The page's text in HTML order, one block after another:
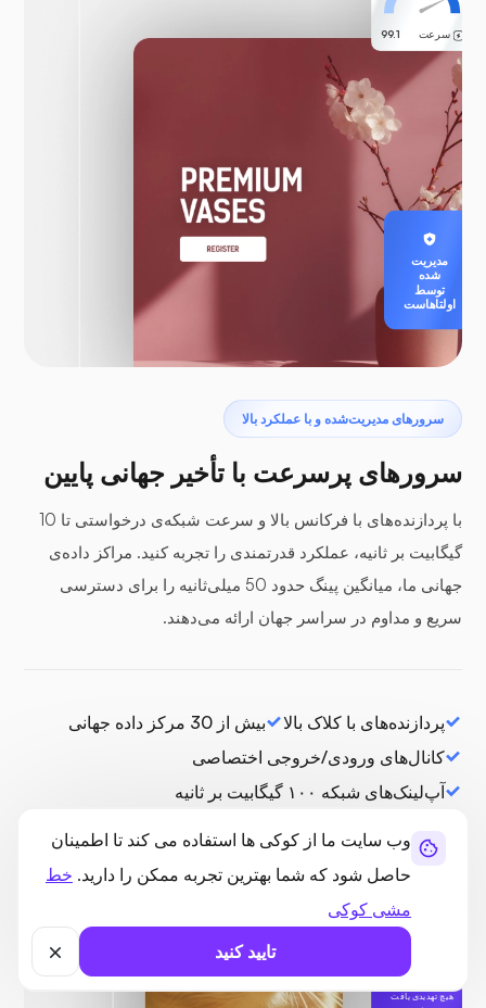
وب سایت ما از کوکی ها استفاده می کند تا اطمینان
حاصل شود که شما بهترین تجربه ممکن را دارید. خط
مشی کوکی
تایید کنید
سرورهای مدیریت‌شده و با عملکرد بالا
سرورهای پرسرعت با تأخیر جهانی پایین
با پردازنده‌های با فرکانس بالا و سرعت شبکه‌ی درخواستی تا 10
گیگابیت بر ثانیه، عملکرد قدرتمندی را تجربه کنید. مراکز داده‌ی
جهانی ما، میانگین پینگ حدود 50 میلی‌ثانیه را برای دسترسی
سریع و مداوم در سراسر جهان ارائه می‌دهند.
پردازنده‌های با کلاک بالا
بیش از 30 مرکز داده جهانی
کانال‌های ورودی/خروجی اختصاصی
آپ‌لینک‌های شبکه ۱۰۰ گیگابیت بر ثانیه
سرعت 99.1
مدیریت
شده
توسط
اولتاهاست
هیچ تهدیدی یافت